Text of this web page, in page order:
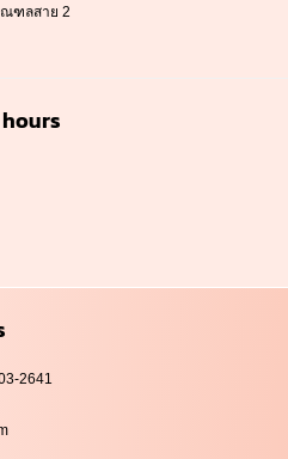
ฑลสาย 2
hours
2641